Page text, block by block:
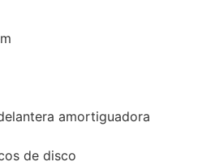
amortiguadora
de disco